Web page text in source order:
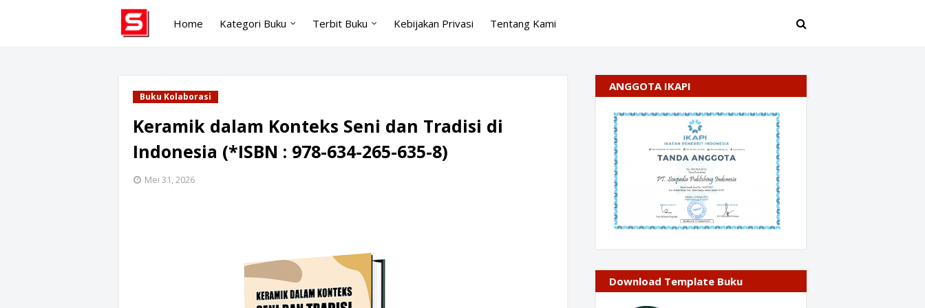
Home Kategori Buku Terbit Buku Kebijakan Privasi Tentang Kami
Buku Kolaborasi
Keramik dalam Konteks Seni dan Tradisi di
Indonesia (*ISBN : 978-634-265-635-8)
Mei 31, 2026
ANGGOTA IKAPI
Download Template Buku